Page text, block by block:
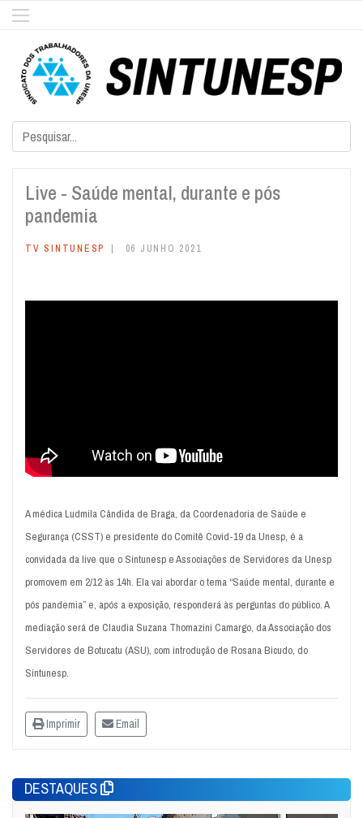
Live - Saúde mental, durante e pós
pandemia
TV SINTUNESP 06 JUNHO 2021
A médica Ludmila Cândida de Braga, da Coordenadoria de Saúde e
Segurança (CSST) e presidente do Comitê Covid-19 da Unesp, é a
convidada da live que o Sintunesp e Associações de Servidores da Unesp
promovem em 2/12 às 14h. Ela vai abordar o tema “Saúde mental, durante e
pós pandemia” e, após a exposição, responderá às perguntas do público. A
mediação será de Claudia Suzana Thomazini Camargo, da Associação dos
Servidores de Botucatu (ASU), com introdução de Rosana Bicudo, do
Sintunesp.
Imprimir Email
DESTAQUES